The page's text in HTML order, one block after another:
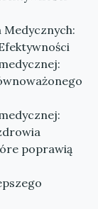
poprawią